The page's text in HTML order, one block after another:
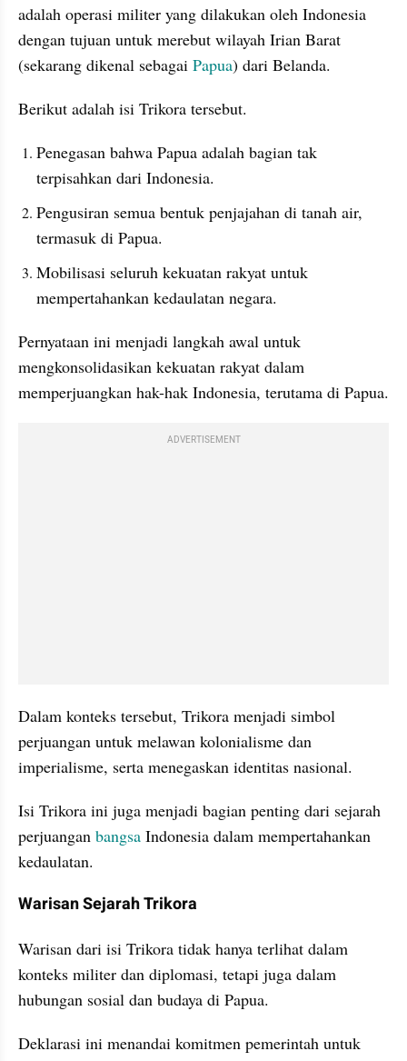
adalah operasi militer yang dilakukan oleh Indonesia
dengan tujuan untuk merebut wilayah Irian Barat
(sekarang dikenal sebagai Papua) dari Belanda.
Berikut adalah isi Trikora tersebut.
Penegasan bahwa Papua adalah bagian tak
terpisahkan dari Indonesia.
Pengusiran semua bentuk penjajahan di tanah air,
termasuk di Papua.
Mobilisasi seluruh kekuatan rakyat untuk
mempertahankan kedaulatan negara.
Pernyataan ini menjadi langkah awal untuk
mengkonsolidasikan kekuatan rakyat dalam
ADVERTISEMENT
Dalam konteks tersebut, Trikora menjadi simbol
perjuangan untuk melawan kolonialisme dan
imperialisme, serta menegaskan identitas nasional.
Isi Trikora ini juga menjadi bagian penting dari sejarah
perjuangan bangsa Indonesia dalam mempertahankan
kedaulatan.
Warisan Sejarah Trikora
Warisan dari isi Trikora tidak hanya terlihat dalam
konteks militer dan diplomasi, tetapi juga dalam
hubungan sosial dan budaya di Papua.
Deklarasi ini menandai komitmen pemerintah untuk